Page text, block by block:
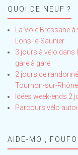
QUOI DE NEUF ?
La Voie Bressane
Lons-le-Saunier
3 jours à vélo dans
gare à gare
2 jours de
Tournon-sur-
Idées week-ends 2
Parcours vélo
AIDE-MOI,